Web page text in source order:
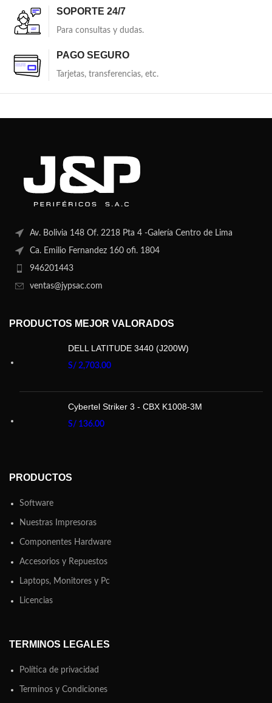
SOPORTE 24/7
Para consultas y dudas.
PAGO SEGURO
Tarjetas, transferencias, etc.
Av. Bolivia 148 Of. 2218 Pta 4 -Galería Centro de Lima
Ca. Emilio Fernandez 160 ofi. 1804
946201443
ventas@jypsac.com
PRODUCTOS MEJOR VALORADOS
DELL LATITUDE 3440 (J200W)
S/ 2,703.00
Cybertel Striker 3 - CBX K1008-3M
S/ 136.00
PRODUCTOS
Software
Nuestras Impresoras
Componentes Hardware
Accesorios y Repuestos
Laptops, Monitores y Pc
Licencias
TERMINOS LEGALES
Política de privacidad
Terminos y Condiciones